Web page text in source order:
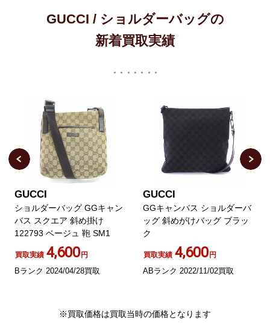
GUCCI / ショルダーバッグの
新着買取実績
GUCCI
ショルダーバッグ GGキャン
バス スクエア 斜め掛け
122793 ベージュ 鞄 SM1
買取実績 4,600円
Bランク 2024/04/28買取
GUCCI
GGキャンバス ショルダーバ
ッグ 斜めがけバッグ ブラッ
ク
買取実績 4,600円
ABランク 2022/11/02買取
※買取価格は買取当時の価格となります